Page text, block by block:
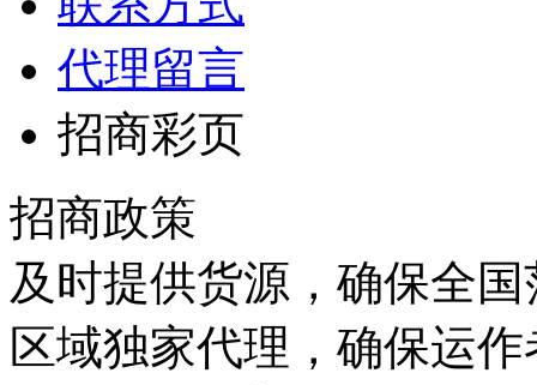
代理留言
招商彩页
招商政策
及时提供货源，确保全
区域独家代理，确保运